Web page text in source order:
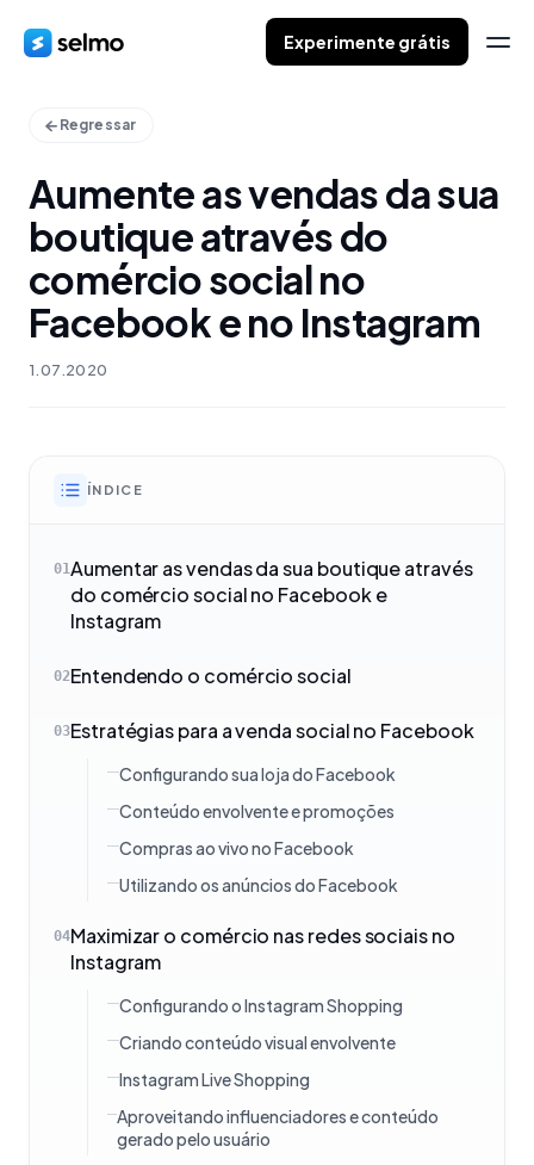
Experimente grátis
Regressar
Aumente as vendas da sua
boutique através do
comércio social no
Facebook e no Instagram
1.07.2020
ÍNDICE
01Aumentar as vendas da sua boutique através
do comércio social no Facebook e
Instagram
02Entendendo o comércio social
03Estratégias para a venda social no Facebook
Configurando sua loja do Facebook
Conteúdo envolvente e promoções
Compras ao vivo no Facebook
Utilizando os anúncios do Facebook
04Maximizar o comércio nas redes sociais no
Instagram
Configurando o Instagram Shopping
Criando conteúdo visual envolvente
Instagram Live Shopping
Aproveitando influenciadores e conteúdo
gerado pelo usuário